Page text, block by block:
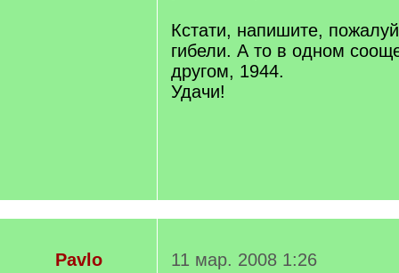
Кстати, напишите,
гибели. А то в одном
другом, 1944.
Удачи!
Pavlo
11 мар. 2008 1:26